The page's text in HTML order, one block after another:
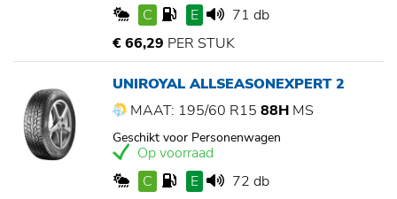
C
E
71 db
€ 66,29 PER STUK
UNIROYAL ALLSEASONEXPERT 2
MAAT: 195/60 R15 88H MS
Geschikt voor Personenwagen
Op voorraad
C
E
72 db